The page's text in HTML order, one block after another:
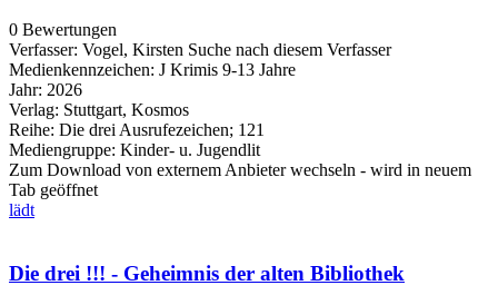
0 Bewertungen
Verfasser: Vogel, Kirsten Suche nach diesem Verfasser
Medienkennzeichen: J Krimis 9-13 Jahre
Jahr: 2026
Verlag: Stuttgart, Kosmos
Reihe: Die drei Ausrufezeichen; 121
Mediengruppe: Kinder- u. Jugendlit
Zum Download von externem Anbieter wechseln - wird in neuem
Tab geöffnet
lädt
Die drei !!! - Geheimnis der alten Bibliothek